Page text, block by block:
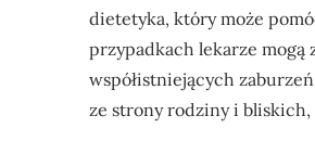
dietetyka, który może
przypadkach lekarze
współistniejących
ze strony rodziny i